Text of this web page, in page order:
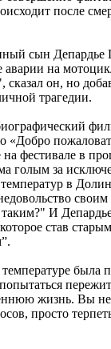
после
сын Депардье
аварии на
сказал он, но
трагедии.
«Добро
фестивале в
голым за
в
И
став
была
жизнь. Вы не
просто